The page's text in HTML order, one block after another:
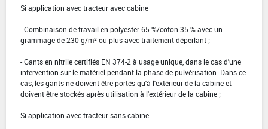
Si application avec tracteur avec cabine
- Combinaison de travail en polyester 65 %/coton 35 % avec un
grammage de 230 g/m² ou plus avec traitement déperlant ;
- Gants en nitrile certifiés EN 374-2 à usage unique, dans le cas d'une
intervention sur le matériel pendant la phase de pulvérisation. Dans ce
cas, les gants ne doivent être portés qu'à l'extérieur de la cabine et
doivent être stockés après utilisation à l'extérieur de la cabine ;
Si application avec tracteur sans cabine